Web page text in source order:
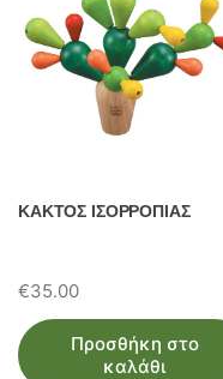
ΚΑΚΤΟΣ ΙΣΟΡΡΟΠΙΑΣ
€35.00
Προσθήκη στο
καλάθι